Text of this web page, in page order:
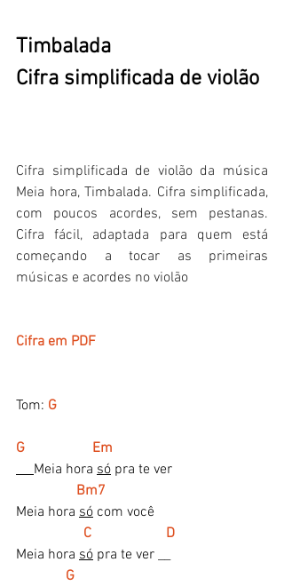
Timbalada
Cifra simplificada de violão
Cifra simplificada de violão da música
Meia hora, Timbalada. Cifra simplificada,
com poucos acordes, sem pestanas.
Cifra fácil, adaptada para quem está
começando a tocar as primeiras
músicas e acordes no violão
Cifra em PDF
Tom: G
G                   Em
Meia hora só pra te ver
Bm7
Meia hora só com você
C                     D
Meia hora só pra te ver __
G